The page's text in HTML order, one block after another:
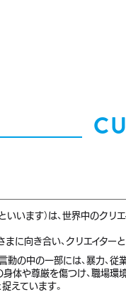
いいます）は、世界中のク
まに向き合い、クリエイター
の中の一部には、暴力、従
身体や尊厳を傷つけ、職場
えています。